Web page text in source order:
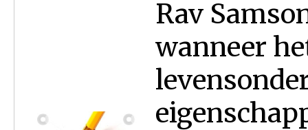
Rav
wanneer